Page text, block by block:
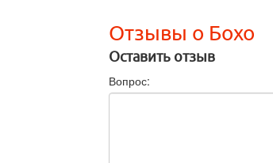
Отзывы о Бохо
Оставить отзыв
Вопрос: